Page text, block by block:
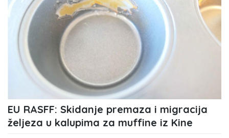
EU RASFF: Skidanje premaza i migracija
željeza u kalupima za muffine iz Kine